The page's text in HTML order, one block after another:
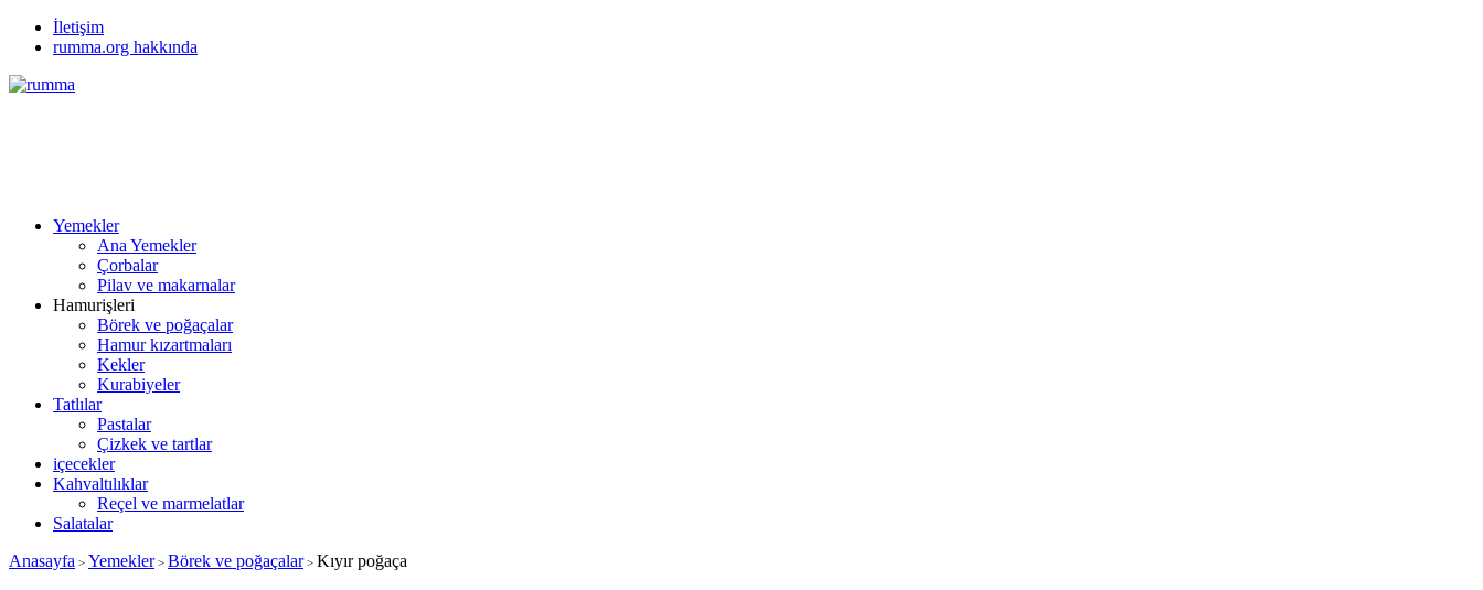
İletişim
rumma.org hakkında
Yemekler
Ana Yemekler
Çorbalar
Pilav ve makarnalar
Hamurişleri
Börek ve poğaçalar
Hamur kızartmaları
Kekler
Kurabiyeler
Tatlılar
Pastalar
Çizkek ve tartlar
içecekler
Kahvaltılıklar
Reçel ve marmelatlar
Salatalar
Anasayfa > Yemekler> Börek ve poğaçalar> Kıyır poğaça